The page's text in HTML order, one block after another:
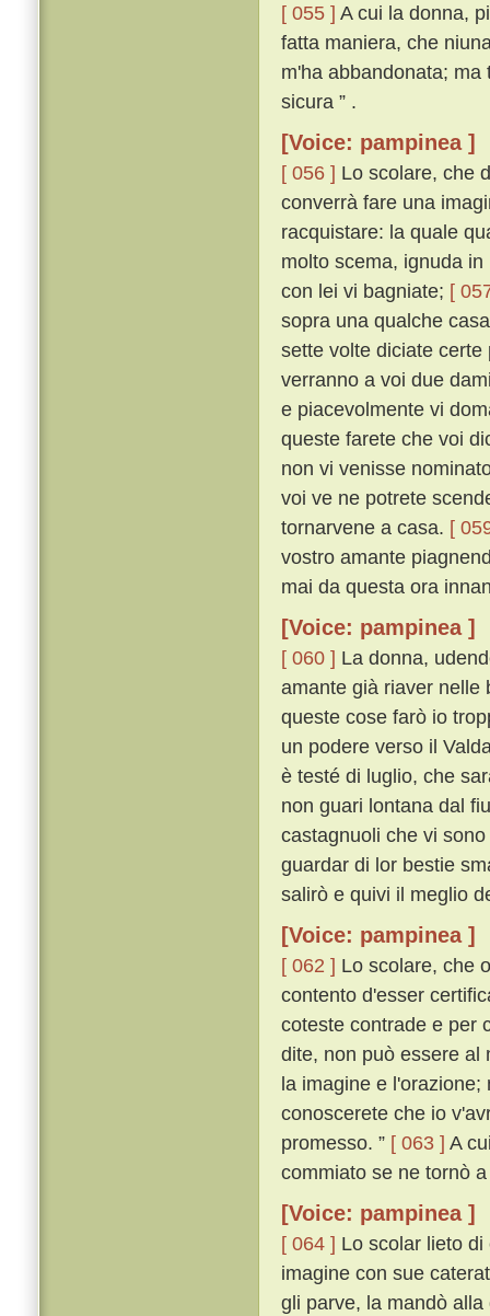
[ 055 ] A cui la donna,
fatta maniera, che
m'ha abbandonata;
sicura ” .
[Voice: pampinea ]
[ 056 ] Lo scolare, che
converrà fare una
racquistare: la quale
molto scema, ignuda
con lei vi bagniate; [
sopra una qualche
sette volte diciate
verranno a voi due
e piacevolmente vi
queste farete che voi
non vi venisse
voi ve ne potrete
tornarvene a casa. [
vostro amante
mai da questa ora
[Voice: pampinea ]
[ 060 ] La donna,
amante già riaver nelle
queste cose farò io
un podere verso il
è testé di luglio, che
non guari lontana dal
castagnuoli che vi
guardar di lor bestie
salirò e quivi il meglio
[Voice: pampinea ]
[ 062 ] Lo scolare, che
contento d'esser
coteste contrade e per
dite, non può essere al
la imagine e
conoscerete che io
promesso. ” [ 063 ] A
commiato se ne tornò
[Voice: pampinea ]
[ 064 ] Lo scolar lieto
imagine con sue
gli parve, la mandò